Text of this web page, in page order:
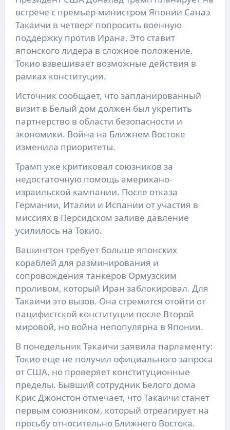
встрече с премьер-министром Японии Санаэ
Такаичи в четверг попросить военную
поддержку против Ирана. Это ставит
японского лидера в сложное положение.
Токио взвешивает возможные действия в
рамках конституции.
Источник сообщает, что запланированный
визит в Белый дом должен был укрепить
партнерство в области безопасности и
экономики. Война на Ближнем Востоке
изменила приоритеты.
Трамп уже критиковал союзников за
недостаточную помощь американо-
израильской кампании. После отказа
Германии, Италии и Испании от участия в
миссиях в Персидском заливе давление
усилилось на Токио.
Вашингтон требует больше японских
кораблей для разминирования и
сопровождения танкеров Ормузским
проливом, который Иран заблокировал. Для
Такаичи это вызов. Она стремится отойти от
пацифистской конституции после Второй
мировой, но война непопулярна в Японии.
В понедельник Такаичи заявила парламенту:
Токио еще не получил официального запроса
от США, но проверяет конституционные
пределы. Бывший сотрудник Белого дома
Крис Джонстон отмечает, что Такаичи станет
первым союзником, который отреагирует на
просьбу относительно Ближнего Востока.